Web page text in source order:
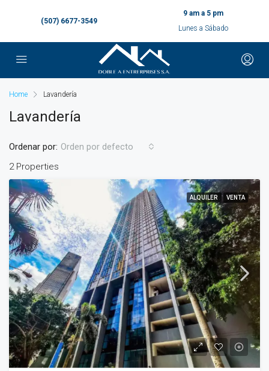
(507) 6677-3549
9 am a 5 pm
Lunes a Sábado
Home Lavandería
Lavandería
2 Properties
Ordenar por: Orden por defecto
ALQUILER VENTA